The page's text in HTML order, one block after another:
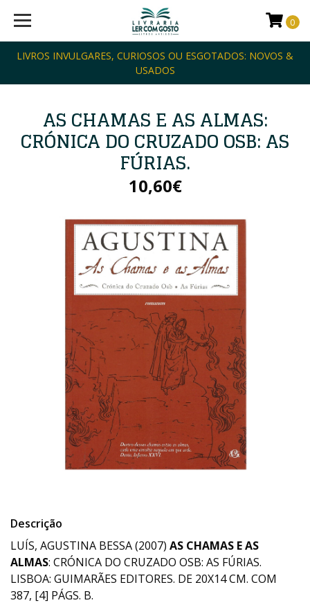
LIVROS INVULGARES, CURIOSOS OU ESGOTADOS: NOVOS &
USADOS
0
AS CHAMAS E AS ALMAS:
CRÓNICA DO CRUZADO OSB: AS
FÚRIAS.
10,60€
Descrição
LUÍS, AGUSTINA BESSA (2007) AS CHAMAS E AS
ALMAS: CRÓNICA DO CRUZADO OSB: AS FÚRIAS.
LISBOA: GUIMARÃES EDITORES. DE 20X14 CM. COM
387, [4] PÁGS. B.